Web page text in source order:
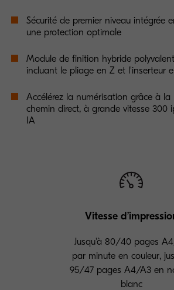
Sécurité de premier niveau intégrée
une protection optimale
Module de finition hybride
incluant le pliage en Z et l'inserteur
Accélérez la numérisation grâce à
chemin direct, à grande vitesse 300
IA
Vitesse
Jusqu'à 80/40 pages
par minute en couleur,
95/47 pages A4/A3 en
blanc